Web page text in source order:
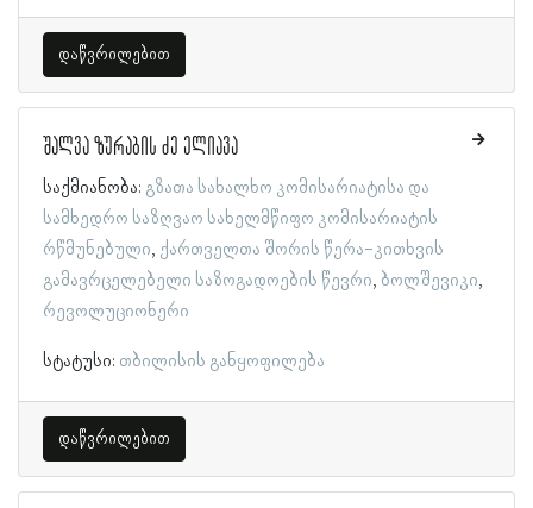
დაწვრილებით
შალვა ზურაბის ძე ელიავა
საქმიანობა: გზათა სახალხო კომისარიატისა და
სამხედრო საზღვაო სახელმწიფო კომისარიატის
რწმუნებული ქართველთა შორის წერა-კითხვის
გამავრცელებელი საზოგადოების წევრი ბოლშევიკი
რევოლუციონერი
სტატუსი: თბილისის განყოფილება
დაწვრილებით